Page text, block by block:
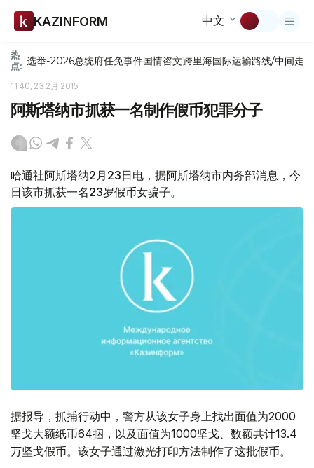
KAZINFORM 中文
热
点: 选举-2026总统府任免事件国情咨文跨里海国际运输路线/中间走廊
11:40, 23 2月 2015
阿斯塔纳市抓获一名制作假币犯罪分子
哈通社阿斯塔纳2月23日电，据阿斯塔纳市内务部消息，今
日该市抓获一名23岁假币女骗子。
据报导，抓捕行动中，警方从该女子身上找出面值为2000
坚戈大额纸币64捆，以及面值为1000坚戈、数额共计13.4
万坚戈假币。该女子通过激光打印方法制作了这批假币。